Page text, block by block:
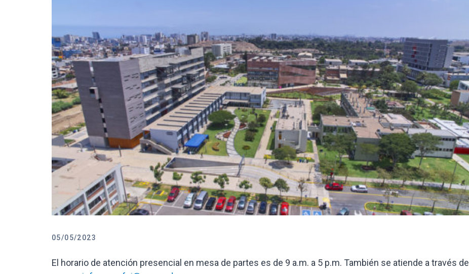
05/05/2023
El horario de atención presencial en mesa de partes es de 9 a.m. a 5 p.m. También se atiende a través del